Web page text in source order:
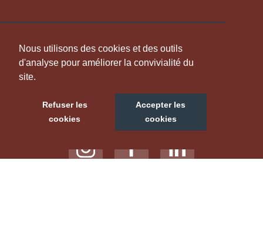
Nous utilisons des cookies et des outils
d'analyse pour améliorer la convivialité du
site.
Refuser les
cookies
Accepter les
cookies
NOUS SUIVRE